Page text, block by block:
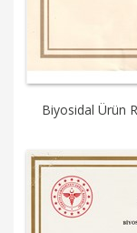
Biyosidal Ürün